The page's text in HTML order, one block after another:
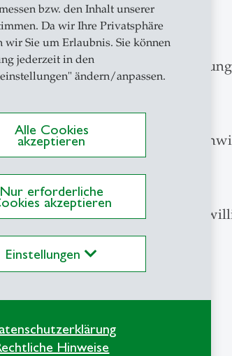
bzw. den Inhalt unserer
Da wir Ihre Privatsphäre
wir Sie um Erlaubnis. Sie können
jederzeit in den
ändern/anpassen.
Alle Cookies
akzeptieren
Nur erforderliche
akzeptieren
Einstellungen
Hinweise
sowie
(damit auch konkludente)
damit auch konkludente